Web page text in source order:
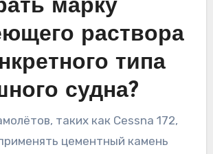
марку
раствора
типа
судна?
таких как Cessna 172,
цементный камень